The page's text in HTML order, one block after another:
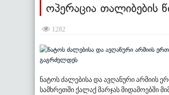
ოპერაცია თალიბების
1282
ნატოს ძალებისა და ავღანური არმიის
სამხრეთში ქალაქ მარჯას მიდამოებში